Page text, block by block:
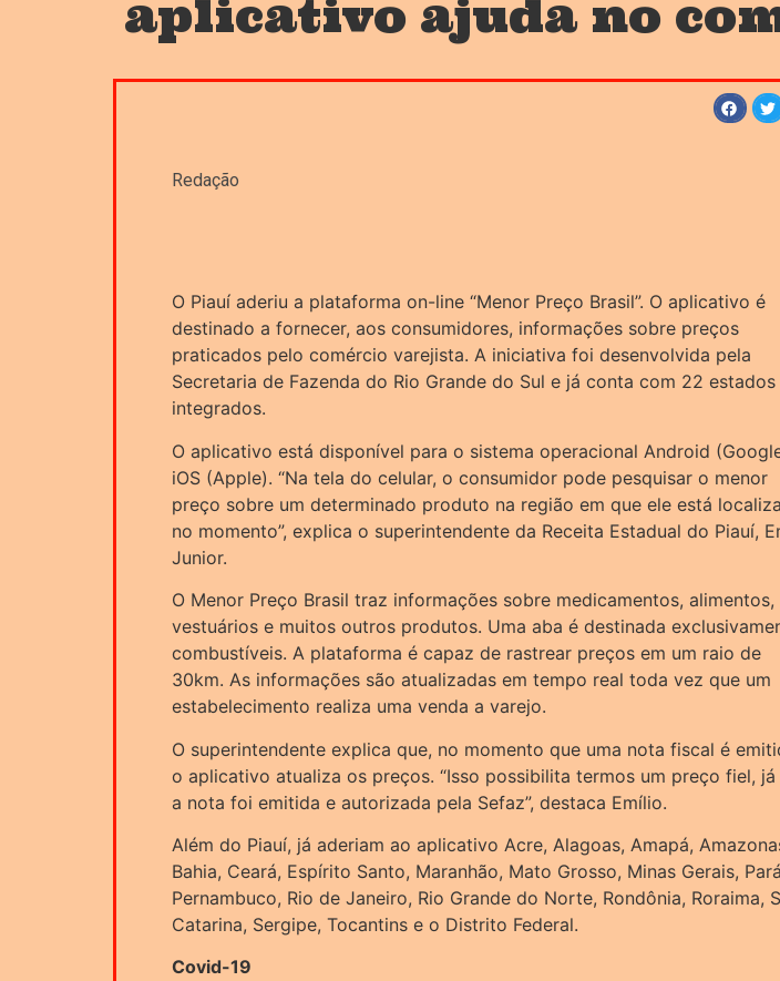
aplicativo ajuda no
Redação
O Piauí aderiu a plataforma on-line “Menor Preço Brasil”. O aplicativo é
destinado a fornecer, aos consumidores, informações sobre preços
praticados pelo comércio varejista. A iniciativa foi desenvolvida pela
Secretaria de Fazenda do Rio Grande do Sul e já conta com 22 estados
integrados.
O aplicativo está disponível para o sistema operacional Android
iOS (Apple). “Na tela do celular, o consumidor pode pesquisar o menor
preço sobre um determinado produto na região em que ele está
no momento”, explica o superintendente da Receita Estadual do Piauí,
Junior.
O Menor Preço Brasil traz informações sobre medicamentos, alimentos,
vestuários e muitos outros produtos. Uma aba é destinada
combustíveis. A plataforma é capaz de rastrear preços em um raio de
30km. As informações são atualizadas em tempo real toda vez que um
estabelecimento realiza uma venda a varejo.
O superintendente explica que, no momento que uma nota fiscal é
o aplicativo atualiza os preços. “Isso possibilita termos um preço fiel, já
a nota foi emitida e autorizada pela Sefaz”, destaca Emílio.
Além do Piauí, já aderiam ao aplicativo Acre, Alagoas, Amapá,
Bahia, Ceará, Espírito Santo, Maranhão, Mato Grosso, Minas Gerais,
Pernambuco, Rio de Janeiro, Rio Grande do Norte, Rondônia, Roraima,
Catarina, Sergipe, Tocantins e o Distrito Federal.
Covid-19